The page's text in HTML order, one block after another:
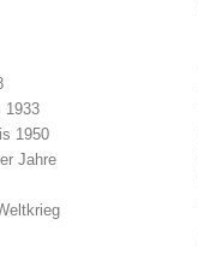
1933
1950
Jahre